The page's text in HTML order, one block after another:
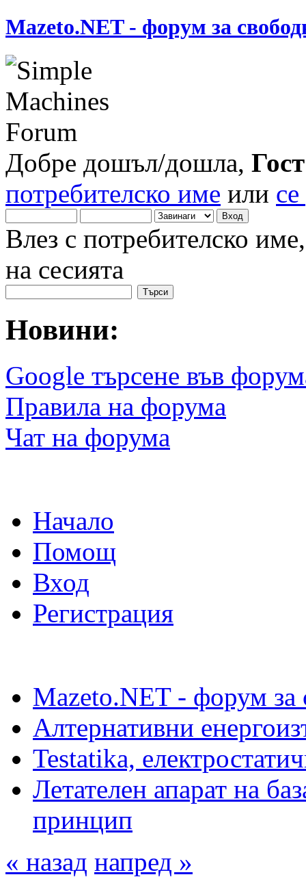
Mazeto.NET - форум за
Добре дошъл/дошла, Гост
потребителско име или
Влез с потребителско
на сесията
Новини:
Google търсене във
Правила на форума
Чат на форума
Начало
Помощ
Вход
Регистрация
Mazeto.NET - форум за
Алтернативни
Testatika,
Летателен апарат на
принцип
« назад напред »